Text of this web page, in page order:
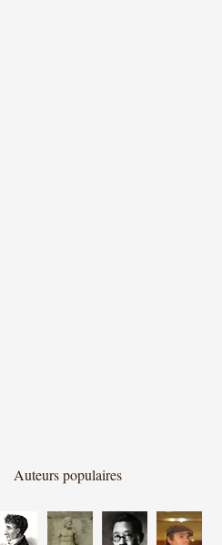
Auteurs populaires